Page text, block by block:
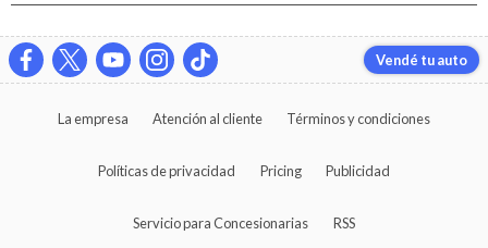
Vendé tu auto
La empresa Atención al cliente Términos y condiciones
Políticas de privacidad Pricing Publicidad
Servicio para Concesionarias RSS